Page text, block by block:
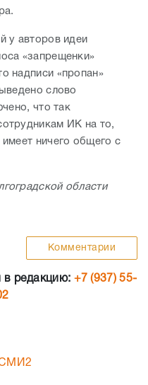
у авторов идеи
«запрещенки»
надписи «пропан»
слово
что так
ИК на то,
ничего общего с
области
Комментарии
в редакцию: +7 (937) 55-
СМИ2